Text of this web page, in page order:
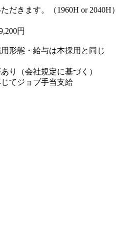
きます。（1960H or 2040H）
円
態・給与は本採用と同じ
り（会社規定に基づく）
てジョブ手当支給